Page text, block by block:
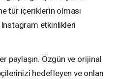
tür içeriklerin olması
etkinlikleri
paylaşın. Özgün ve orijinal
hedefleyen ve onları